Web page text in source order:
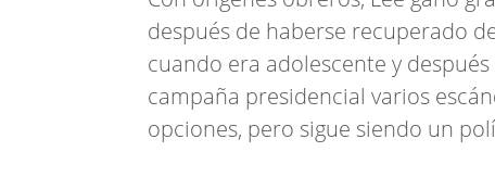
después de haberse recuperado
cuando era adolescente y
campaña presidencial varios
opciones, pero sigue siendo un